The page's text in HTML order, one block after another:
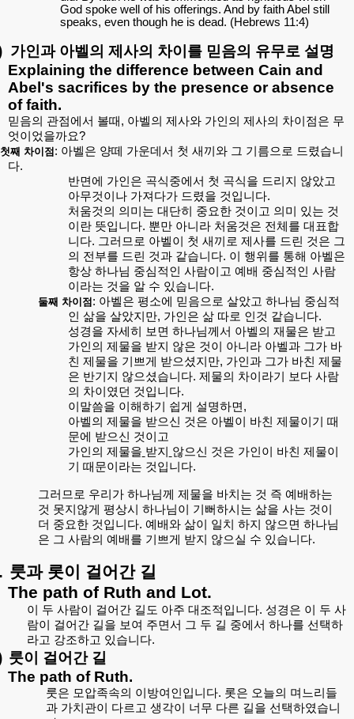
God spoke well of his offerings. And by faith Abel still
speaks, even though he is dead. (Hebrews 11:4)
가인과 아벨의 제사의 차이를 믿음의 유무로 설명
Explaining the difference between Cain and
Abel's sacrifices by the presence or absence
of faith.
믿음의 관점에서 볼때 , 아벨의 제사와 가인의 제사의 차이점은 무
엇이었을까요?
첫째 차이점 : 아벨은 양떼 가운데서 첫 새끼와 그 기름으로 드렸습니
다.
반면에
가인은 곡식중에서 첫 곡식을 드리지
않았고
아무것이나 가져다가 드렸을 것입니다.
처움것의 의미는 대단히 중요한 것이고 의미 있는 것
이란 뜻입니다. 뿐만 아니라 처움것은 전체를 대표합
니다. 그러므로 아벨이 첫 새끼로 제사를 드린 것은 그
의 전부를 드린 것과 같습니다. 이 행위를 통해 아벨은
항상 하나님 중심적인 사람이고 예배 중심적인
사람
이라는 것을 알 수 있습니다.
둘째 차이점 : 아벨은 평소에 믿음으로 살았고 하나님 중심적
인
삶을 살았지만, 가인은 삶 따로 인것 같습니다.
성경을 자세히 보면 하나님께서 아벨의 재물은 받고
가인의 제물을 받지 않은 것이 아니라 아벨과 그가 바
친 제물을 기쁘게 받으셨지만, 가인과 그가 바친 제물
은 반기지 않으셨습니다. 제물의 차이라기 보다 사람
의 차이였던 것입니다.
이말씀을 이해하기 쉽게 설명하면 ,
아벨의 제물을 받으신 것은 아벨이 바친 제물이기
때
문에
받으신
것이고
가인의 제물을 받지 않으신 것은 가인이 바친 제물이
기
때문이라는 것입니다.
그러므로 우리가 하나님께 제물을 바치는 것 즉 예배하는
것 못지않게 평상시 하나님이 기뻐하시는 삶을 사는 것이
더 중요한 것입니다. 예배와 삶이 일치 하지 않으면 하나님
은 그 사람의 예배를 기쁘게 받지 않으실 수 있습니다.
룻과 롯이 걸어간 길
The path of Ruth and Lot.
이 두 사람이 걸어간 길도 아주 대조적입니다. 성경은 이 두 사
람이
걸어간 길을 보여 주면서 그 두 길 중에서 하나를 선택하
라고 강조하고 있습니다.
룻이 걸어간 길
The path of Ruth.
룻은 모압족속의 이방여인입니다. 롯은 오늘의 며느리들
과 가치관이 다르고 생각이 너무 다른 길을 선택하였습니